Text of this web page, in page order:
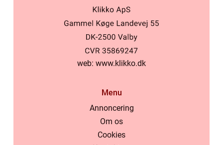
web: www.klikko.dk
Menu
Annoncering
Om os
Cookies